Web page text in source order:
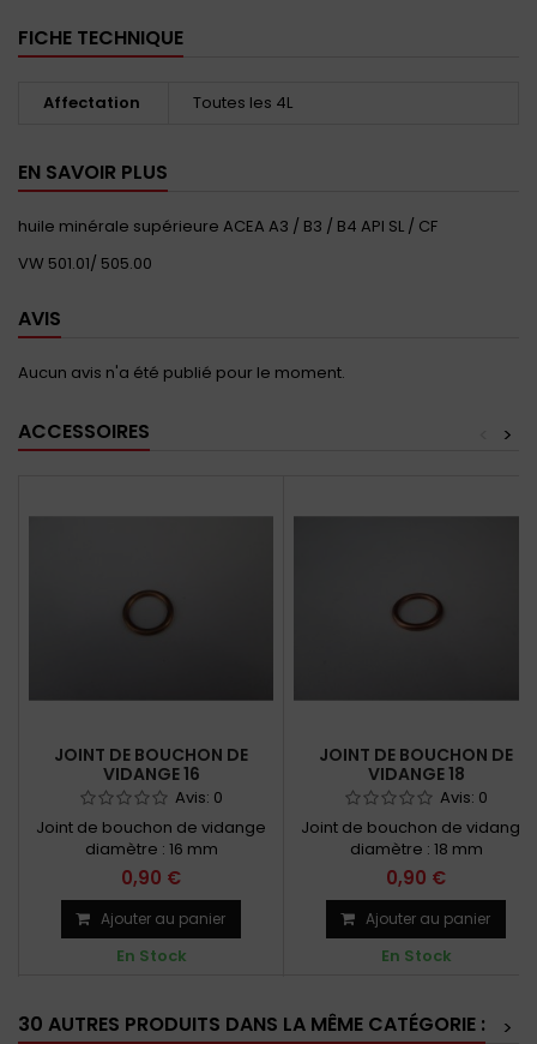
FICHE TECHNIQUE
Affectation Toutes les 4L
EN SAVOIR PLUS
huile minérale supérieure ACEA A3 / B3 / B4 API SL / CF
VW 501.01/ 505.00
AVIS
Aucun avis n'a été publié pour le moment.
ACCESSOIRES >
JOINT DE BOUCHON DE
VIDANGE 16
Avis: 0
Joint de bouchon de vidange
diamètre : 16 mm
0,90 €
Ajouter au panier
En Stock
JOINT DE BOUCHON DE
VIDANGE 18
Avis: 0
Joint de bouchon de vidange
diamètre : 18 mm
0,90 €
Ajouter au panier
En Stock
30 AUTRES PRODUITS DANS LA MÊME CATÉGORIE :
>